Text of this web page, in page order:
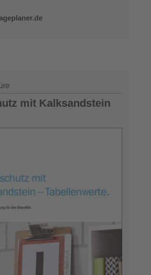
mit Kalksandstein